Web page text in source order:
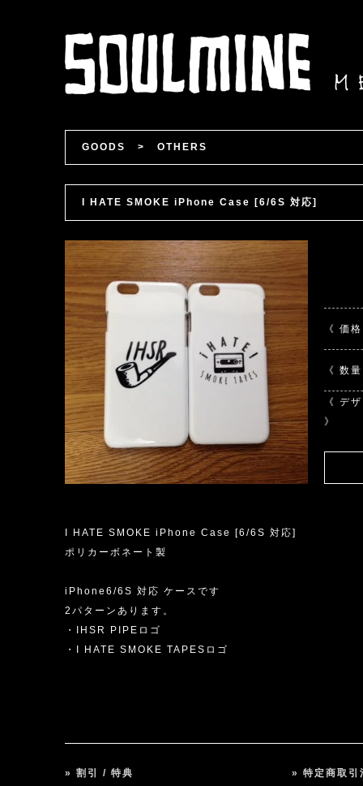
GOODS > OTHERS
I HATE SMOKE iPhone Case [6/6S 対応]
《 価
《 数
《 デ
》
I HATE SMOKE iPhone Case [6/6S 対応]
ポリカーボネート製
iPhone6/6S 対応 ケースです
2パターンあります。
・IHSR PIPEロゴ
・I HATE SMOKE TAPESロゴ
» 割引 / 特典
» 特定商取引